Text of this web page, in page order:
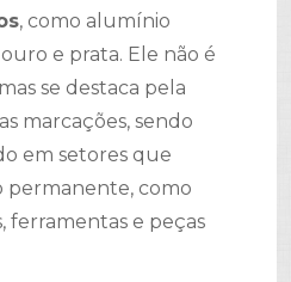
, como alumínio
e prata. Ele não é
se destaca pela
marcações, sendo
em setores que
permanente, como
ferramentas e peças